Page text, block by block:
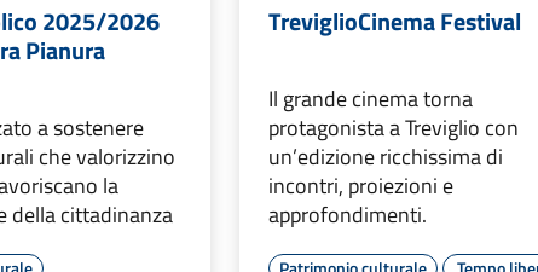
2025/2026
Pianura
a sostenere
che valorizzino
la
della cittadinanza
TreviglioCinema Festival
Il grande cinema torna
protagonista a Treviglio con
un’edizione ricchissima di
incontri, proiezioni e
approfondimenti.